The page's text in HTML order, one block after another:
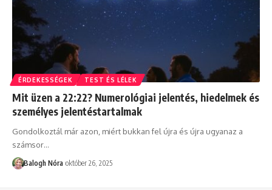
ÉRDEKESSÉGEK TEST ÉS LÉLEK
Mit üzen a 22:22? Numerológiai jelentés, hiedelmek és
személyes jelentéstartalmak
Gondolkoztál már azon, miért bukkan fel újra és újra ugyanaz a
számsor…
Balogh Nóra október 26, 2025